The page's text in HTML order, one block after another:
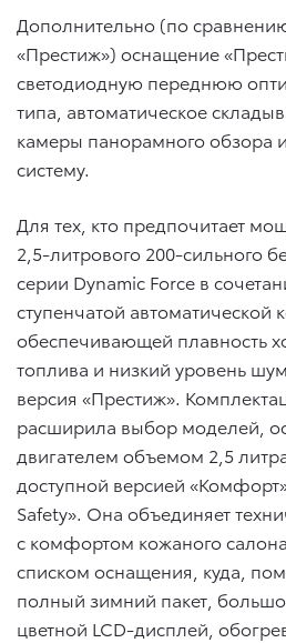
Дополнительно (по
«Престиж») оснащение
светодиодную переднюю
типа, автоматическое
камеры панорамного обзора
систему.
Для тех, кто предпочитает
2,5-литрового 200-сильного
серии Dynamic Force в
ступенчатой автоматической
обеспечивающей плавность
топлива и низкий уровень
версия «Престиж».
расширила выбор моделей,
двигателем объемом 2,5
доступной версией
Safety». Она объединяет
с комфортом кожаного
списком оснащения, куда,
полный зимний пакет,
цветной LCD-дисплей,